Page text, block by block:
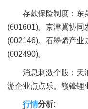
存款保险制度：东
(601601)。京津冀协同
(002146)。石墨烯产业
(002490)。
消息刺激个股 ： 天
游企业点点乐。赣锋锂
行情分析: